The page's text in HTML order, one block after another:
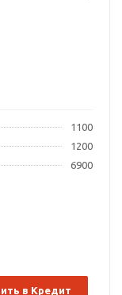
1100
1200
6900
в Кредит